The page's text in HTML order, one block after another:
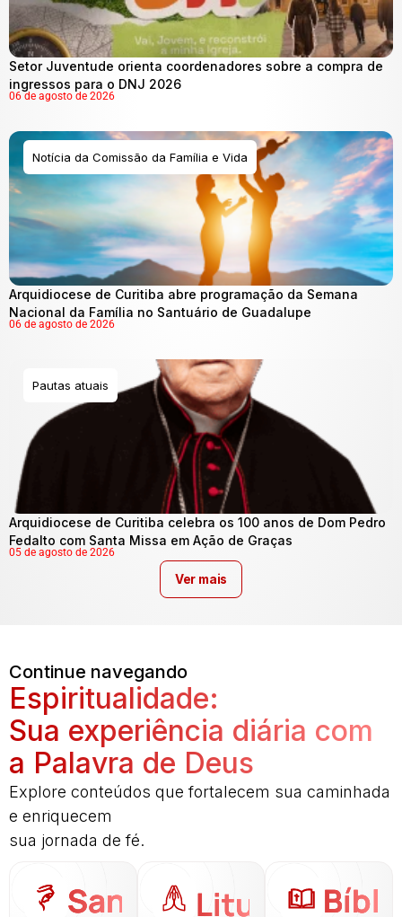
Setor Juventude orienta coordenadores sobre a compra de
ingressos para o DNJ 2026
06 de agosto de 2026
Notícia da Comissão da Família e Vida
Arquidiocese de Curitiba abre programação da Semana
Nacional da Família no Santuário de Guadalupe
06 de agosto de 2026
Pautas atuais
Arquidiocese de Curitiba celebra os 100 anos de Dom Pedro
Fedalto com Santa Missa em Ação de Graças
05 de agosto de 2026
Ver mais
Continue navegando
Espiritualidade:
Sua experiência diária com
a Palavra de Deus
Explore conteúdos que fortalecem sua caminhada
e enriquecem
sua jornada de fé.
Santo
Liturgia